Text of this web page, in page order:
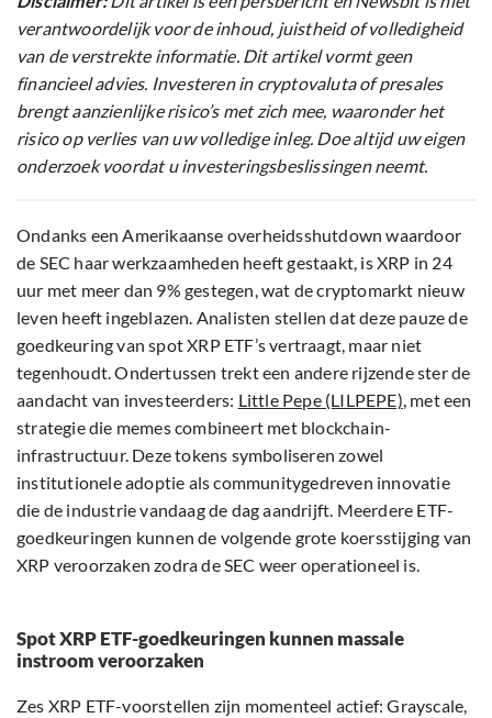
verantwoordelijk voor de inhoud, juistheid of volledigheid
van de verstrekte informatie. Dit artikel vormt geen
financieel advies. Investeren in cryptovaluta of presales
brengt aanzienlijke risico’s met zich mee, waaronder het
risico op verlies van uw volledige inleg. Doe altijd uw eigen
onderzoek voordat u investeringsbeslissingen neemt.
Ondanks een Amerikaanse overheidsshutdown waardoor
de SEC haar werkzaamheden heeft gestaakt, is XRP in 24
uur met meer dan 9% gestegen, wat de cryptomarkt nieuw
leven heeft ingeblazen. Analisten stellen dat deze pauze de
goedkeuring van spot XRP ETF’s vertraagt, maar niet
tegenhoudt. Ondertussen trekt een andere rijzende ster de
aandacht van investeerders: Little Pepe (LILPEPE), met een
strategie die memes combineert met blockchain-
infrastructuur. Deze tokens symboliseren zowel
institutionele adoptie als communitygedreven innovatie
die de industrie vandaag de dag aandrijft. Meerdere ETF-
goedkeuringen kunnen de volgende grote koersstijging van
XRP veroorzaken zodra de SEC weer operationeel is.
Spot XRP ETF-goedkeuringen kunnen massale
instroom veroorzaken
Zes XRP ETF-voorstellen zijn momenteel actief: Grayscale,